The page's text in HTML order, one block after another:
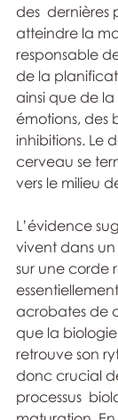
des  dernières
atteindre la
responsable
de la
ainsi que de
émotions, des
inhibitions. Le
cerveau se
vers le milieu
L’évidence
vivent dans
sur une corde
acrobates de
que la
retrouve son
donc crucial
processus